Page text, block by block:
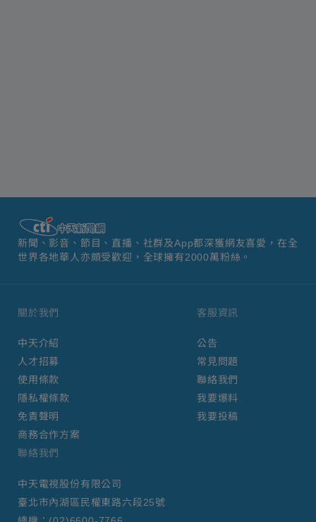
新聞、影音、節目、直播、社群及App都深獲網友喜愛，在全
世界各地華人亦頗受歡迎，全球擁有2000萬粉絲。
關於我們
中天介紹
人才招募
使用條款
隱私權條款
免責聲明
商務合作方案
客服資訊
公告
常見問題
聯絡我們
我要爆料
我要投稿
聯絡我們
中天電視股份有限公司
臺北市內湖區民權東路六段25號